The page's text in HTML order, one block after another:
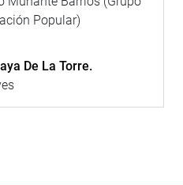
Popular)
De La Torre.